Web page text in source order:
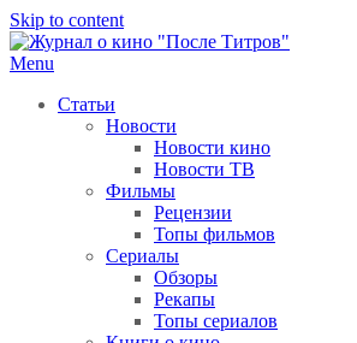
Skip to content
Menu
Статьи
Новости
Новости кино
Новости ТВ
Фильмы
Рецензии
Топы фильмов
Сериалы
Обзоры
Рекапы
Топы сериалов